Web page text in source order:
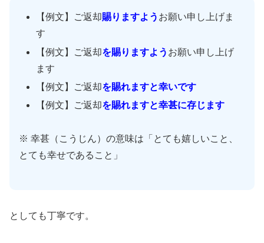
【例文】ご返却賜りますよう お願い申し上げま
す
【例文】ご返却を賜りますよう お願い申し上げ
ます
【例文】ご返却を賜れますと幸いです
【例文】ご返却を賜れますと幸甚に存じます
※ 幸甚（こうじん）の意味は「とても嬉しいこと、
とても幸せであること」
としても丁寧です。